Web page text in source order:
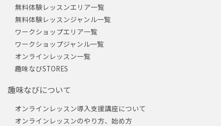
無料体験レッスンエリア一覧
無料体験レッスンジャンル一覧
ワークショップエリア一覧
ワークショップジャンル一覧
オンラインレッスン一覧
趣味なびSTORES
趣味なびについて
オンラインレッスン導入支援講座について
オンラインレッスンのやり方、始め方